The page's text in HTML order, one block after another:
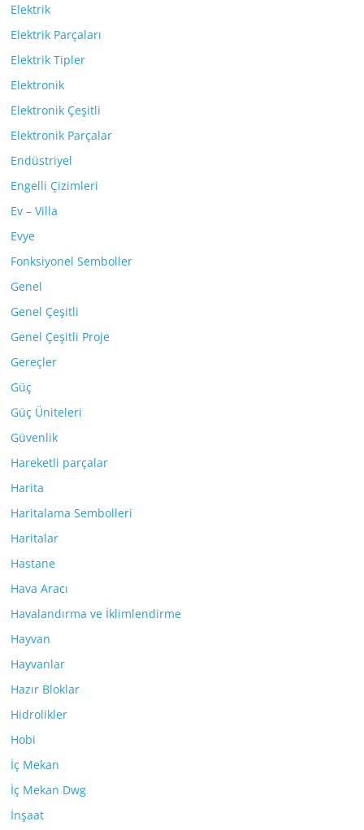
Elektrik
Elektrik Parçaları
Elektrik Tipler
Elektronik
Elektronik Çeşitli
Elektronik Parçalar
Endüstriyel
Engelli Çizimleri
Ev – Villa
Evye
Fonksiyonel Semboller
Genel
Genel Çeşitli
Genel Çeşitli Proje
Gereçler
Güç
Güç Üniteleri
Güvenlik
Hareketli parçalar
Harita
Haritalama Sembolleri
Haritalar
Hastane
Hava Aracı
Havalandırma ve İklimlendirme
Hayvan
Hayvanlar
Hazır Bloklar
Hidrolikler
Hobi
İç Mekan
İç Mekan Dwg
İnşaat